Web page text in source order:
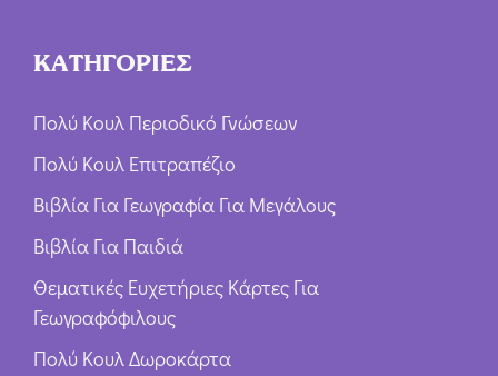
ΚΑΤΗΓΟΡΙΕΣ
Πολύ Κουλ Περιοδικό Γνώσεων
Πολύ Κουλ Επιτραπέζιο
Βιβλία Για Γεωγραφία Για Μεγάλους
Βιβλία Για Παιδιά
Θεματικές Ευχετήριες Κάρτες Για
Γεωγραφόφιλους
Πολύ Κουλ Δωροκάρτα